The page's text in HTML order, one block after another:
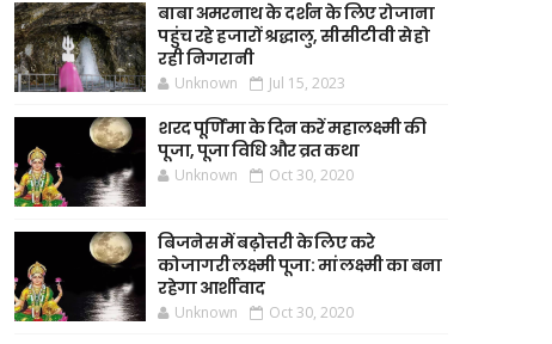
बाबा अमरनाथ के दर्शन के लिए रोजाना
पहुंच रहे हजारों श्रद्धालु, सीसीटीवी से हो
रही निगरानी
Unknown Jul 15, 2023
शरद पूर्णिमा के दिन करें महालक्ष्मी की
पूजा, पूजा विधि और व्रत कथा
Unknown Oct 30, 2020
बिजनेस में बढ़ोत्तरी के लिए करे
कोजागरी लक्ष्मी पूजा: मां लक्ष्मी का बना
रहेगा आर्शीवाद
Unknown Oct 30, 2020